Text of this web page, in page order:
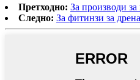
Претходно: За производи
Следно: За фитинзи за